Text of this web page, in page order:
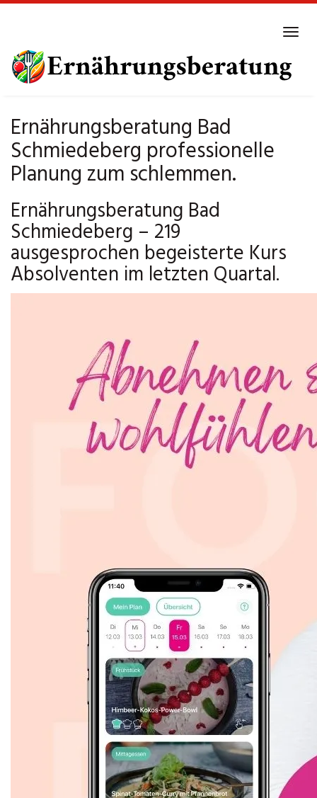
main
content
Ernährungsberatung Bad
Schmiedeberg professionelle
Planung zum schlemmen.
Ernährungsberatung Bad
Schmiedeberg – 219
ausgesprochen begeisterte Kurs
Absolventen im letzten Quartal.